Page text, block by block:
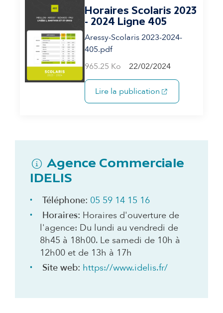
Horaires Scolaris 2023
- 2024 Ligne 405
Aressy-Scolaris 2023-2024-
405.pdf
965.25 Ko
22/02/2024
Lire la publication (s'ouvre dans
Agence Commerciale
IDELIS
Téléphone: 05 59 14 15 16
Horaires: Horaires d'ouverture de
l'agence: Du lundi au vendredi de
8h45 à 18h00. Le samedi de 10h à
12h00 et de 13h à 17h
Site web: https://www.idelis.fr/